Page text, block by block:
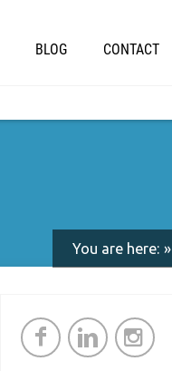
BLOG CONTACT
You are here: